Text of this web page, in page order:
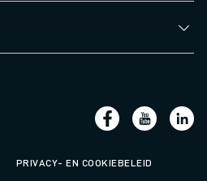
PRIVACY- EN COOKIEBELEID